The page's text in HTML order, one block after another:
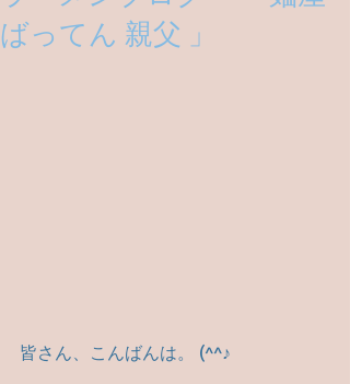
ばってん 親父 」
皆さん、こんばんは。 (^^♪